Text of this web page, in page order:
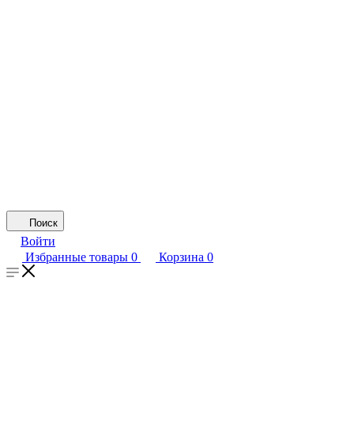
Поиск
Войти
Избранные товары 0 Корзина 0